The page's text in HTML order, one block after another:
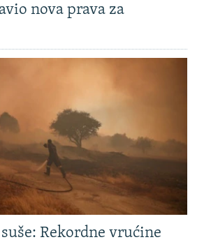
nova prava za
Rekordne vrućine